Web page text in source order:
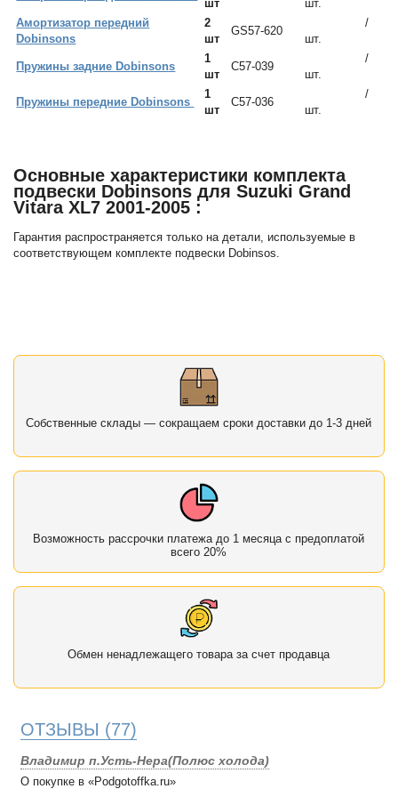
шт
шт.
Амортизатор передний
Dobinsons
2
шт
GS57-620
/
шт.
Пружины задние Dobinsons
1
шт
C57-039
/
шт.
Пружины передние Dobinsons
1
шт
C57-036
/
шт.
Основные характеристики комплекта
подвески Dobinsons для Suzuki Grand
Vitara XL7 2001-2005 :
Гарантия распространяется только на детали, используемые в
соответствующем комплекте подвески Dobinsos.
Собственные склады — сокращаем сроки доставки до 1-3 дней
Возможность рассрочки платежа до 1 месяца с предоплатой
всего 20%
Обмен ненадлежащего товара за счет продавца
ОТЗЫВЫ (77)
Владимир п.Усть-Нера(Полюс холода)
О покупке в «Podgotoffka.ru»